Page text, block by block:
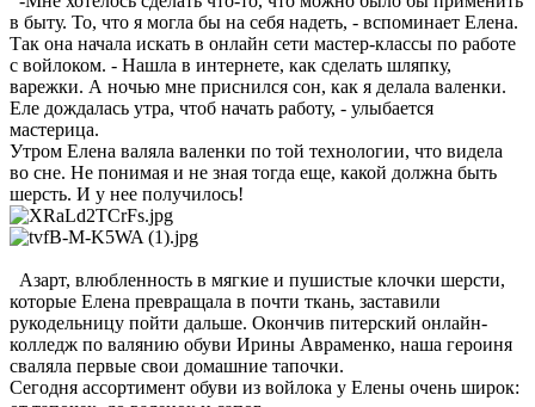
в быту. То, что я могла бы на себя надеть, - вспоминает Елена.
Так она начала искать в онлайн сети мастер-классы по работе
с войлоком. - Нашла в интернете, как сделать шляпку,
варежки. А ночью мне приснился сон, как я делала валенки.
Еле дождалась утра, чтоб начать работу, - улыбается
мастерица.
Утром Елена валяла валенки по той технологии, что видела
во сне. Не понимая и не зная тогда еще, какой должна быть
шерсть. И у нее получилось!
Азарт, влюбленность в мягкие и пушистые клочки шерсти,
которые Елена превращала в почти ткань, заставили
рукодельницу пойти дальше. Окончив питерский онлайн-
колледж по валянию обуви Ирины Авраменко, наша героиня
сваляла первые свои домашние тапочки.
Сегодня ассортимент обуви из войлока у Елены очень широк: